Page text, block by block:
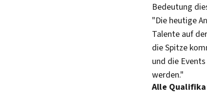
Bedeutung
"Die heutige
Talente auf
die Spitze
und die
werden."
Alle